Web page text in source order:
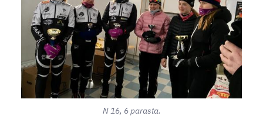
N 16, 6 parasta.